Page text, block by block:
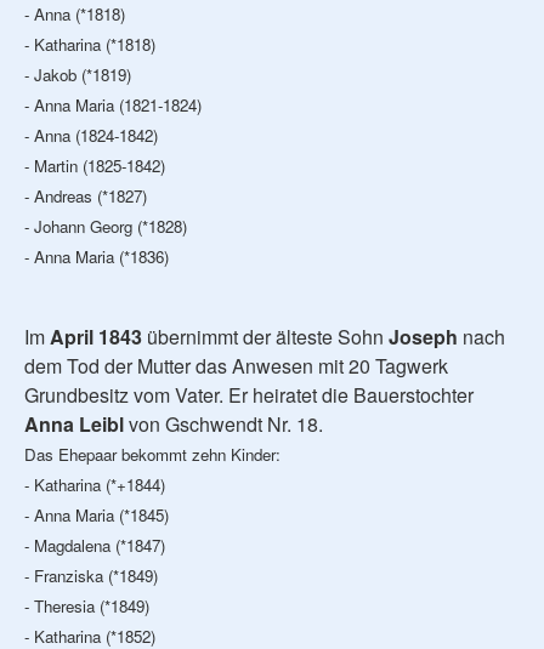
- Anna (*1818)
- Katharina (*1818)
- Jakob (*1819)
- Anna Maria (1821-1824)
- Anna (1824-1842)
- Martin (1825-1842)
- Andreas (*1827)
- Johann Georg (*1828)
- Anna Maria (*1836)
ImApril 1843 übernimmt der älteste Sohn Joseph nach
dem Tod der Mutter das Anwesen mit 20 Tagwerk
Grundbesitz vom Vater. Er heiratet die Bauerstochter
Anna Leiblvon Gschwendt Nr. 18.
Das Ehepaar bekommt zehn Kinder:
- Katharina (*+1844)
- Anna Maria (*1845)
- Magdalena (*1847)
- Franziska (*1849)
- Theresia (*1849)
- Katharina (*1852)